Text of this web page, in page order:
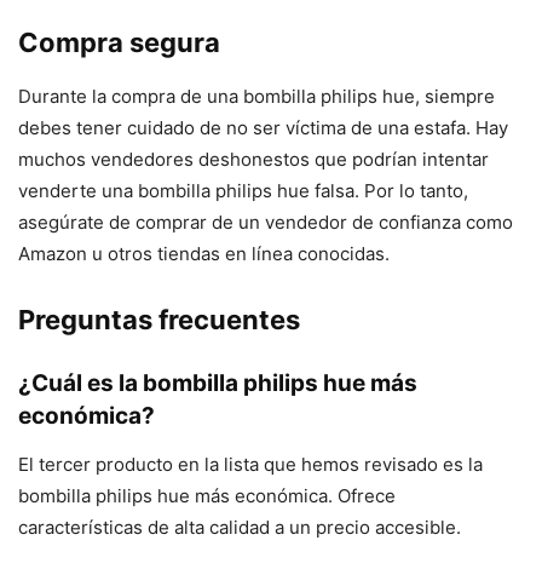
Compra segura
Durante la compra de una bombilla philips hue, siempre
debes tener cuidado de no ser víctima de una estafa. Hay
muchos vendedores deshonestos que podrían intentar
venderte una bombilla philips hue falsa. Por lo tanto,
asegúrate de comprar de un vendedor de confianza como
Amazon u otros tiendas en línea conocidas.
Preguntas frecuentes
¿Cuál es la bombilla philips hue más
económica?
El tercer producto en la lista que hemos revisado es la
bombilla philips hue más económica. Ofrece
características de alta calidad a un precio accesible.